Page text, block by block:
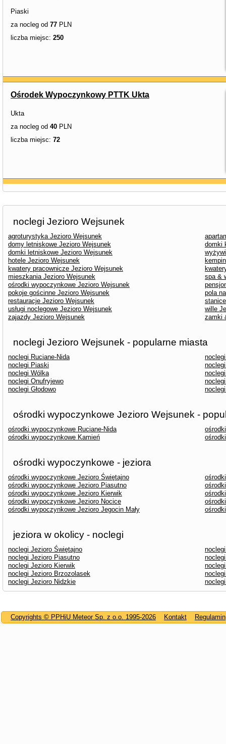
Piaski
za nocleg od 77 PLN
liczba miejsc: 250
Ośrodek Wypoczynkowy PTTK Ukta
Ukta
za nocleg od 40 PLN
liczba miejsc: 72
noclegi Jezioro Wejsunek
agroturystyka Jezioro Wejsunek
domy letniskowe Jezioro Wejsunek
domki
domki letniskowe Jezioro Wejsunek
hotele Jezioro Wejsunek
kwatery pracownicze Jezioro Wejsunek
mieszkania Jezioro Wejsunek
spa &
ośrodki wypoczynkowe Jezioro Wejsunek
pokoje gościnne Jezioro Wejsunek
pola
restauracje Jezioro Wejsunek
usługi noclegowe Jezioro Wejsunek
wille
zajazdy Jezioro Wejsunek
zamki
noclegi Jezioro Wejsunek - popularne miasta
noclegi Ruciane-Nida
noclegi Piaski
noclegi Wólka
noclegi Onufryjewo
noclegi Głodowo
ośrodki wypoczynkowe Jezioro Wejsunek -
ośrodki wypoczynkowe Ruciane-Nida
ośrodki wypoczynkowe Kamień
ośrodki wypoczynkowe - jeziora
ośrodki wypoczynkowe Jezioro Świętajno
ośrodki wypoczynkowe Jezioro Piasutno
ośrodki wypoczynkowe Jezioro Kierwik
ośrodki wypoczynkowe Jezioro Nocice
ośrodki wypoczynkowe Jezioro Jegocin Mały
jeziora w okolicy - noclegi
noclegi Jezioro Świętajno
noclegi Jezioro Piasutno
noclegi Jezioro Kierwik
noclegi Jezioro Brzozolasek
noclegi Jezioro Nidzkie
Copyrights © PPHiU Meteor Sp. z o.o. 1995-2026 Kontakt Regulamin